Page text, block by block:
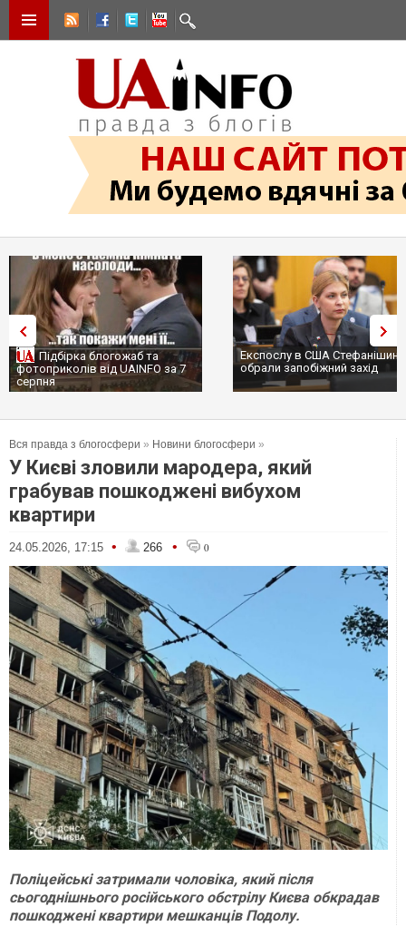
Підбірка блогожаб та
фотоприколів від UAINFO за 7
серпня
Експослу в США
обрали запобіжний захід
Вся правда з блогосфери » Новини блогосфери »
У Києві зловили мародера, який
грабував пошкоджені вибухом
квартири
24.05.2026, 17:15 • 266 • 0
Поліцейські затримали чоловіка, який після
сьогоднішнього російського обстрілу Києва обкрадав
пошкоджені квартири мешканців Подолу.